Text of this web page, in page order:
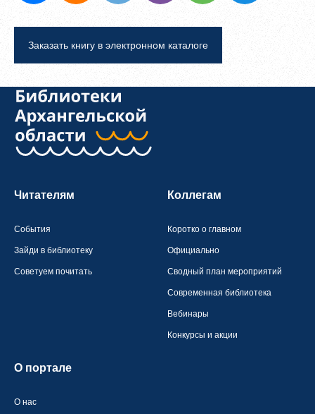
Заказать книгу в электронном каталоге
Читателям
События
Зайди в библиотеку
Советуем почитать
Коллегам
Коротко о главном
Официально
Сводный план мероприятий
Современная библиотека
Вебинары
Конкурсы и акции
О портале
О нас